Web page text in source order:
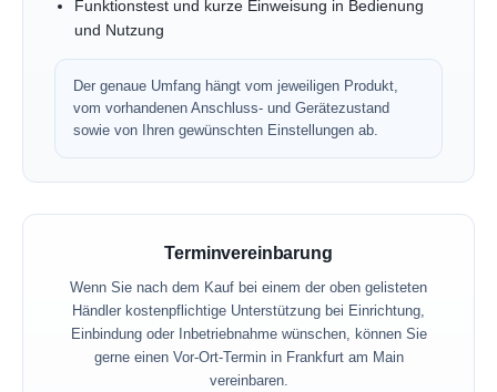
Funktionstest und kurze Einweisung in Bedienung
und Nutzung
Der genaue Umfang hängt vom jeweiligen Produkt,
vom vorhandenen Anschluss- und Gerätezustand
sowie von Ihren gewünschten Einstellungen ab.
Terminvereinbarung
Wenn Sie nach dem Kauf bei einem der oben gelisteten
Händler kostenpflichtige Unterstützung bei Einrichtung,
Einbindung oder Inbetriebnahme wünschen, können Sie
gerne einen Vor-Ort-Termin in Frankfurt am Main
vereinbaren.